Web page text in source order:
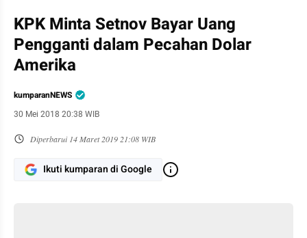
KPK Minta Setnov Bayar Uang
Pengganti dalam Pecahan Dolar
Amerika
kumparanNEWS
30 Mei 2018 20:38 WIB
Diperbarui 14 Maret 2019 21:08 WIB
Ikuti kumparan di Google